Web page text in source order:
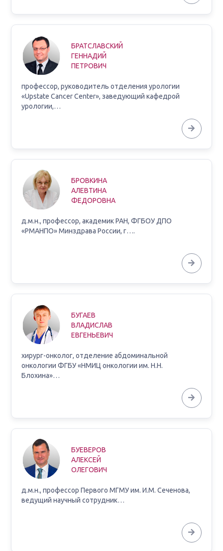
БРАТСЛАВСКИЙ
ГЕННАДИЙ
ПЕТРОВИЧ
профессор, руководитель отделения урологии
«Upstate Cancer Center», заведующий кафедрой
урологии,…
БРОВКИНА
АЛЕВТИНА
ФЕДОРОВНА
д.м.н., профессор, академик РАН, ФГБОУ ДПО
«РМАНПО» Минздрава России, г….
БУГАЕВ
ВЛАДИСЛАВ
ЕВГЕНЬЕВИЧ
хирург-онколог, отделение абдоминальной
онкологии ФГБУ «НМИЦ онкологии им. Н.Н.
Блохина»…
БУЕВЕРОВ
АЛЕКСЕЙ
ОЛЕГОВИЧ
д.м.н., профессор Первого МГМУ им. И.М. Сеченова,
ведущий научный сотрудник…